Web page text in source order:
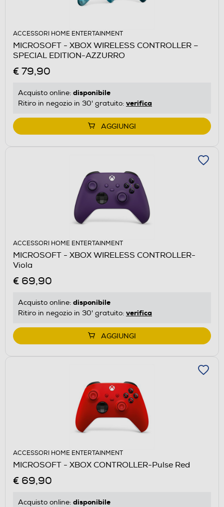
ACCESSORI HOME ENTERTAINMENT
MICROSOFT - XBOX WIRELESS CONTROLLER –
SPECIAL EDITION-AZZURRO
€ 79,90
Acquisto online: disponibile
Ritiro in negozio in 30' gratuito: verifica
AGGIUNGI
ACCESSORI HOME ENTERTAINMENT
MICROSOFT - XBOX WIRELESS CONTROLLER-
Viola
€ 69,90
Acquisto online: disponibile
Ritiro in negozio in 30' gratuito: verifica
AGGIUNGI
ACCESSORI HOME ENTERTAINMENT
MICROSOFT - XBOX CONTROLLER-Pulse Red
€ 69,90
Acquisto online: disponibile